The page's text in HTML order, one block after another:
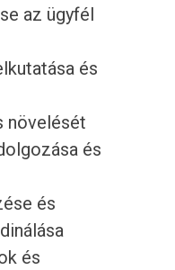
az ügyfél
és
növelését
és
és
és